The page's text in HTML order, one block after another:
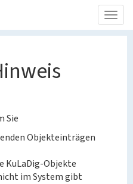
Sie
Objekteinträgen
KuLaDig-Objekte
im System gibt